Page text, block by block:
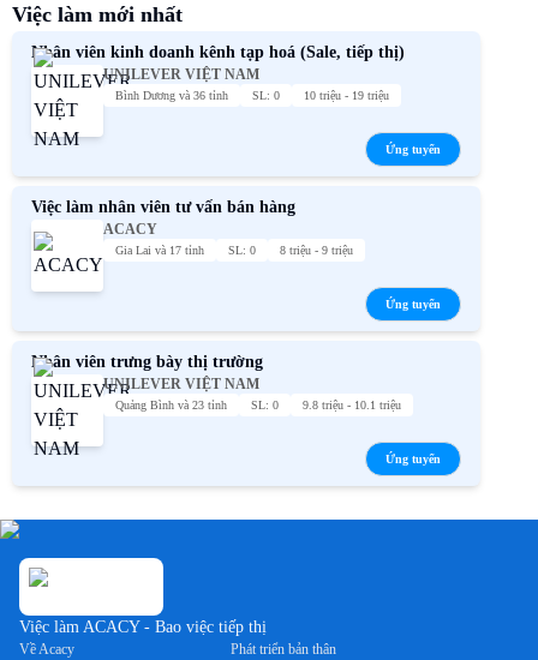
Việc làm mới nhất
Nhân viên kinh doanh kênh tạp hoá (Sale, tiếp thị)
UNILEVER VIỆT NAM
Bình Dương và 36 tỉnh SL: 0 10 triệu - 19 triệu
Ứng tuyển
Việc làm nhân viên tư vấn bán hàng
ACACY
Gia Lai và 17 tỉnh SL: 0 8 triệu - 9 triệu
Ứng tuyển
Nhân viên trưng bày thị trường
UNILEVER VIỆT NAM
Quảng Bình và 23 tỉnh SL: 0 9.8 triệu - 10.1 triệu
Ứng tuyển
Việc làm ACACY - Bao việc tiếp thị
Về Acacy Phát triển bản thân